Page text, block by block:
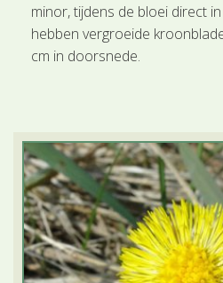
minor, tijdens de bloei direct
hebben vergroeide
cm in doorsnede.